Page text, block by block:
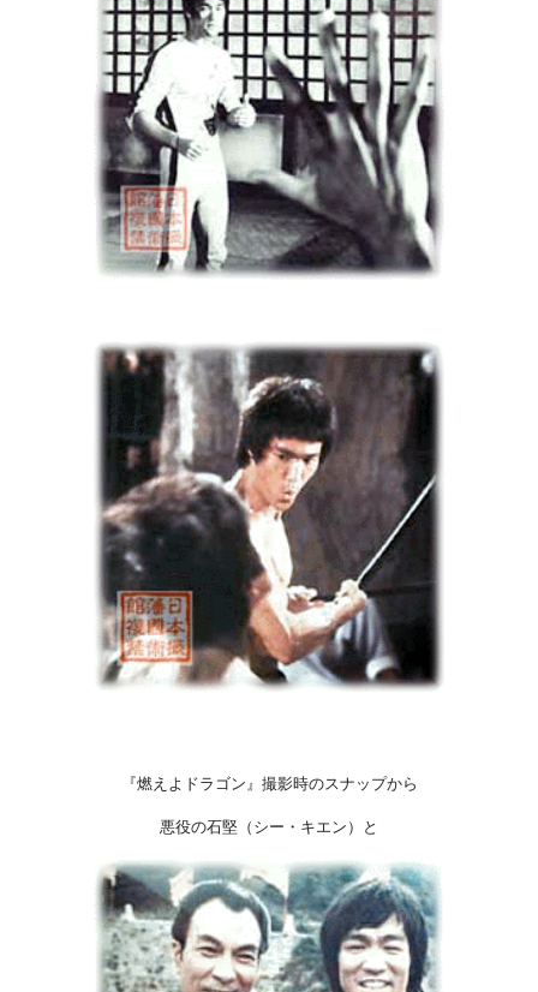
『燃えよドラゴン』撮影時のスナップから
悪役の石堅（シー・キエン）と